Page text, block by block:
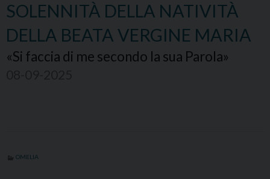
SOLENNITÀ DELLA NATIVITÀ
DELLA BEATA VERGINE MARIA
«Si faccia di me secondo la sua Parola»
OMELIA